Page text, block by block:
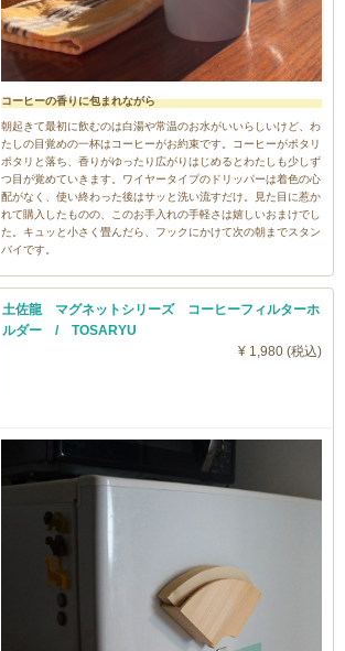
コーヒーの香りに包まれながら
朝起きて最初に飲むのは白湯や常温のお水がいいらしいけど、わ
たしの目覚めの一杯はコーヒーがお約束です。コーヒーがポタリ
ポタリと落ち、香りがゆったり広がりはじめるとわたしも少しず
つ目が覚めていきます。ワイヤータイプのドリッパーは着色の心
配がなく、使い終わった後はサッと洗い流すだけ。見た目に惹か
れて購入したものの、このお手入れの手軽さは嬉しいおまけでし
た。キュッと小さく畳んだら、フックにかけて次の朝までスタン
バイです。
土佐龍 マグネットシリーズ コーヒーフィルターホ
ルダー / TOSARYU
¥ 1,980 (税込)